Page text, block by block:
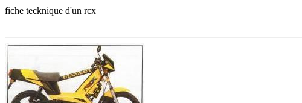
fiche tecknique d'un rcx